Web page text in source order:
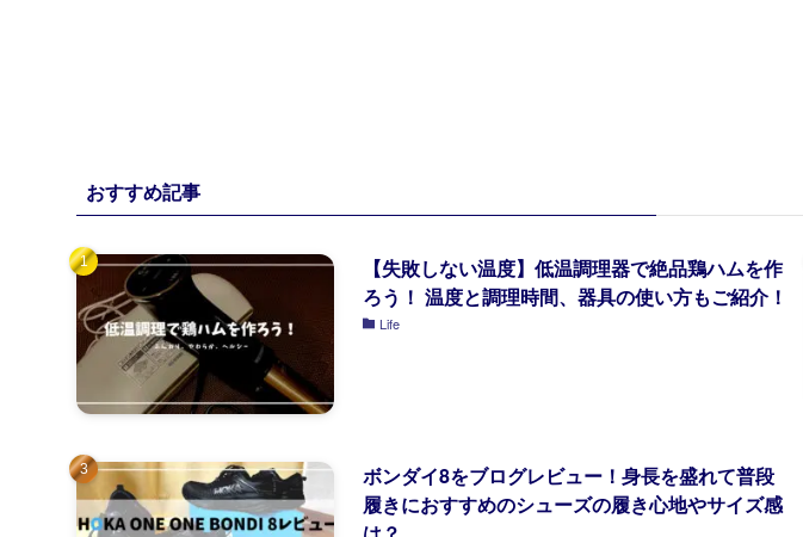
おすすめ記事
【失敗しない温度】低温調理器で絶品鶏ハムを作
ろう！ 温度と調理時間、器具の使い方もご紹介！
Life
ボンダイ8をブログレビュー！身長を盛れて普段
履きにおすすめのシューズの履き心地やサイズ感